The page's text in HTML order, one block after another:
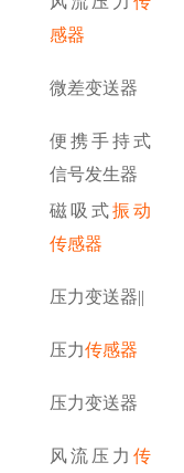
感器
微差变送器
便携手持式
信号发生器
磁吸式振动
传感器
压力变送器||
压力传感器
压力变送器
风流压力传